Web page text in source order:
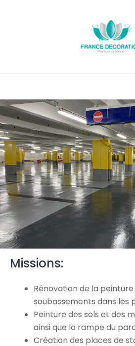
Missions:
Rénovation de la
soubassements dans les
Peinture des sols et des
ainsi que la rampe du
Création des places de